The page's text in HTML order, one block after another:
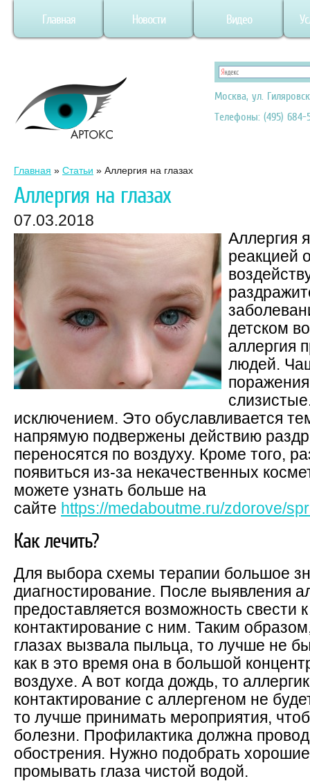
Главная Новости Видео
Москва, ул.
Телефоны: (495) 684-
Главная » Статьи » Аллергия на глазах
Аллергия на глазах
07.03.2018
Аллергия
реакцией
детском
аллергия
людей.
исключением. Это обуславливается
напрямую подвержены действию
переносятся по воздуху. Кроме того,
появиться из-за некачественных
можете узнать больше на
сайте https://medaboutme.ru/zdorove/
Как лечить?
Для выбора схемы терапии большое
диагностирование. После выявления
предоставляется возможность свести
контактирование с ним. Таким
глазах вызвала пыльца, то лучше не
как в это время она в большой
воздухе. А вот когда дождь, то
контактирование с аллергеном не
то лучше принимать мероприятия,
болезни. Профилактика должна
обострения. Нужно подобрать
промывать глаза чистой водой.